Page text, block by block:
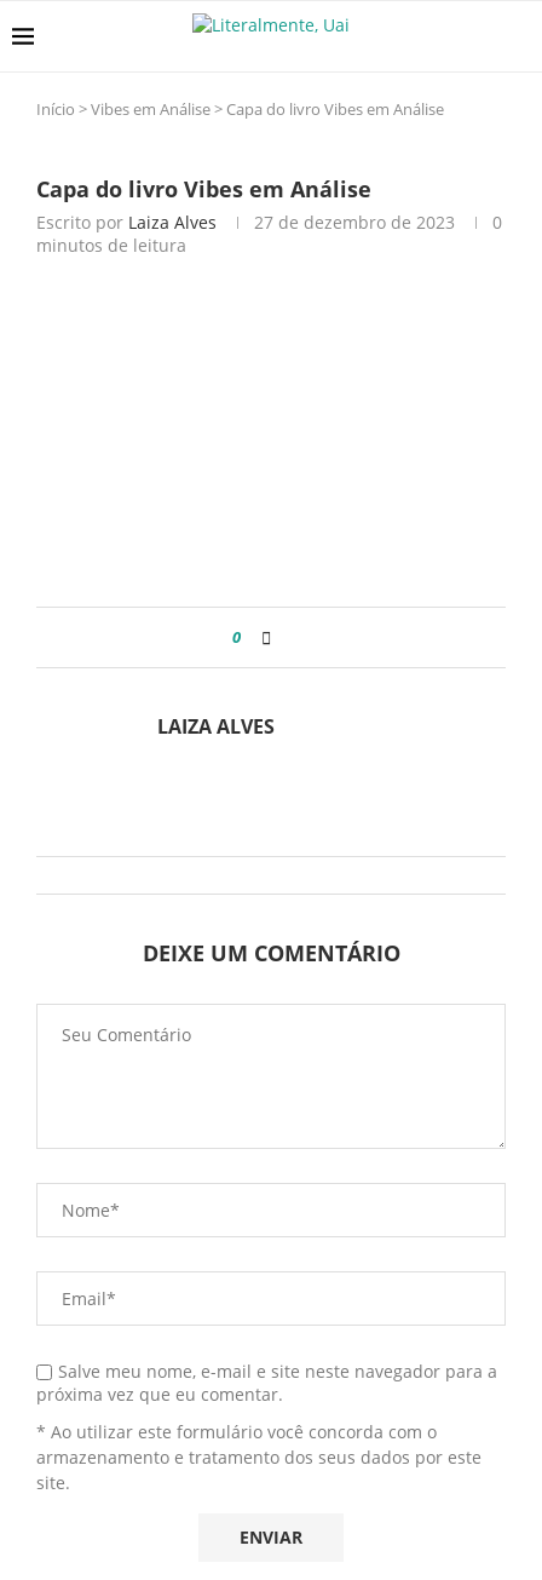
Início >Vibes em Análise> Capa do livro Vibes em Análise
Capa do livro Vibes em Análise
Escrito por Laiza Alves 27 de dezembro de 2023
0
minutos de leitura
0
LAIZA ALVES
DEIXE UM COMENTÁRIO
Salve meu nome, e-mail e site neste navegador para a
próxima vez que eu comentar.
* Ao utilizar este formulário você concorda com o
armazenamento e tratamento dos seus dados por este
site.